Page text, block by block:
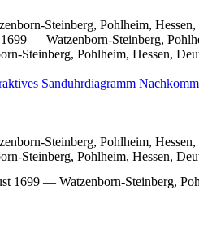
Steinberg, Pohlheim,
— Watzenborn-Steinberg,
Steinberg, Pohlheim, Hessen,
Sanduhrdiagramm
Steinberg, Pohlheim,
Steinberg, Pohlheim, Hessen,
1699 — Watzenborn-Steinberg,